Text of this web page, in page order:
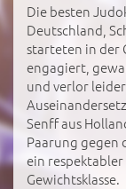
Die besten
Deutschland,
starteten in der
engagiert,
und verlor
Senff aus
Paarung gegen
ein respektabler
Gewichtsklasse.